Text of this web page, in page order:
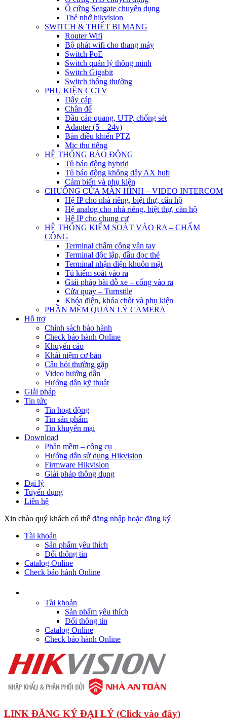
Ổ cứng Seagate chuyên dụng
Thẻ nhớ hikvision
SWITCH & THIẾT BỊ MẠNG
Router Wifi
Bộ phát wifi cho thang máy
Switch PoE
Switch quản lý thông minh
Switch Gigabit
Switch thông thường
PHỤ KIỆN CCTV
Dây cáp
Chân đế
Đầu cáp quang, UTP, chống sét
Adapter (5 – 24v)
Bàn điều khiển PTZ
Mic thu tiếng
HỆ THỐNG BÁO ĐỘNG
Tủ báo động hybrid
Tủ báo động không dây AX hub
Cảm biến và phụ kiện
CHUÔNG CỬA MÀN HÌNH – VIDEO INTERCOM
Hệ IP cho nhà riêng, biệt thự, căn hộ
Hệ analog cho nhà riêng, biệt thự, căn hộ
Hệ IP cho chung cư
HỆ THỐNG KIỂM SOÁT VÀO RA – CHẤM
CÔNG
Terminal chấm công vân tay
Terminal độc lập, đầu đọc thẻ
Terminal nhận diện khuôn mặt
Tủ kiểm soát vào ra
Giải pháp bãi đỗ xe – cổng vào ra
Cửa quay – Turnstile
Khóa điện, khóa chốt và phụ kiện
PHẦN MỀM QUẢN LÝ CAMERA
Hỗ trợ
Chính sách bảo hành
Check bảo hành Online
Khuyến cáo
Khái niệm cơ bản
Câu hỏi thường gặp
Video hướng dẫn
Hướng dẫn kỹ thuật
Giải pháp
Tin tức
Tin hoạt động
Tin sản phẩm
Tin khuyến mại
Download
Phần mềm – công cụ
Hướng dẫn sử dụng Hikvision
Firmware Hikvision
Giải pháp thông dụng
Đại lý
Tuyển dụng
Liên hệ
Xin chào quý khách có thể đăng nhập hoặc đăng ký
Tài khoản
Sản phẩm yêu thích
Đổi thông tin
Catalog Online
Check bảo hành Online
Tài khoản
Sản phẩm yêu thích
Đổi thông tin
Catalog Online
Check bảo hành Online
LINK ĐĂNG KÝ ĐẠI LÝ (Click vào đây)